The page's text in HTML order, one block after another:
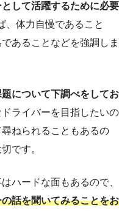
して活躍するために必要
、体力自慢であること
あることなどを強調しま
について下調べをしてお
ライバーを目指したいの
ねられることもあるの
です。
ハードな面もあるので、
話を聞いてみることをお